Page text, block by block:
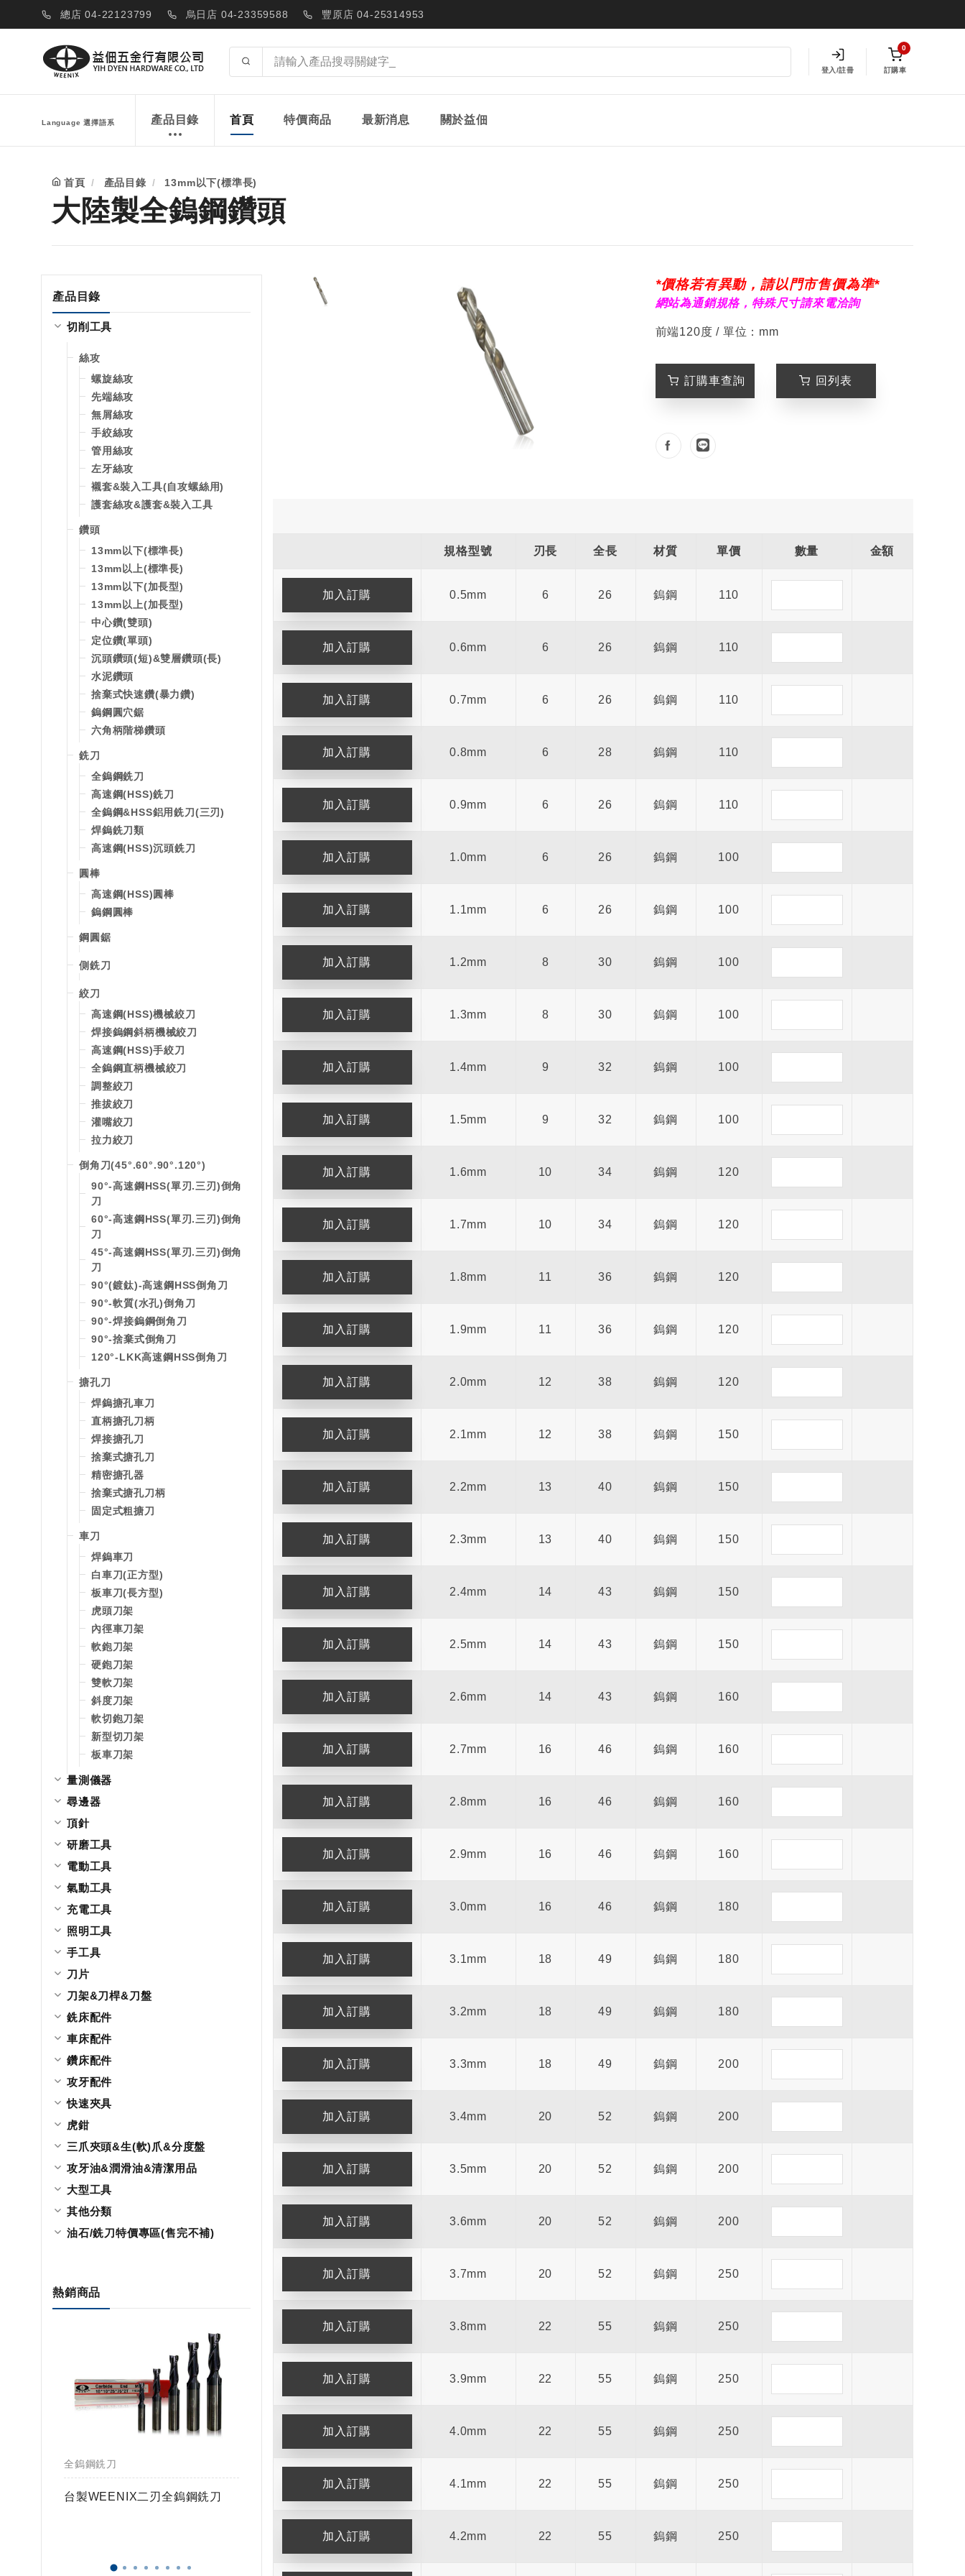
總店 04-22123799 烏日店 04-23359588 豐原店 04-25314953
登入/註冊
0
訂購車
Language 選擇語系 產品目錄 首頁 特價商品 最新消息 關於益佃
首頁 產品目錄 13mm以下(標準長)
大陸製全鎢鋼鑽頭
產品目錄
切削工具
絲攻
螺旋絲攻
先端絲攻
無屑絲攻
手絞絲攻
管用絲攻
左牙絲攻
襯套&裝入工具(自攻螺絲用)
護套絲攻&護套&裝入工具
鑽頭
13mm以下(標準長)
13mm以上(標準長)
13mm以下(加長型)
13mm以上(加長型)
中心鑽(雙頭)
定位鑽(單頭)
沉頭鑽頭(短)&雙層鑽頭(長)
水泥鑽頭
捨棄式快速鑽(暴力鑽)
鎢鋼圓穴鋸
六角柄階梯鑽頭
銑刀
全鎢鋼銑刀
高速鋼(HSS)銑刀
全鎢鋼&HSS鋁用銑刀(三刃)
焊鎢銑刀類
高速鋼(HSS)沉頭銑刀
圓棒
高速鋼(HSS)圓棒
鎢鋼圓棒
鋼圓鋸
側銑刀
絞刀
高速鋼(HSS)機械絞刀
焊接鎢鋼斜柄機械絞刀
高速鋼(HSS)手絞刀
全鎢鋼直柄機械絞刀
調整絞刀
推拔絞刀
灌嘴絞刀
拉力絞刀
倒角刀(45°.60°.90°.120°)
90°-高速鋼HSS(單刃.三刃)倒角
刀
60°-高速鋼HSS(單刃.三刃)倒角
刀
45°-高速鋼HSS(單刃.三刃)倒角
刀
90°(鍍鈦)-高速鋼HSS倒角刀
90°-軟質(水孔)倒角刀
90°-焊接鎢鋼倒角刀
90°-捨棄式倒角刀
120°-LKK高速鋼HSS倒角刀
搪孔刀
焊鎢搪孔車刀
直柄搪孔刀柄
焊接搪孔刀
捨棄式搪孔刀
精密搪孔器
捨棄式搪孔刀柄
固定式粗搪刀
車刀
焊鎢車刀
白車刀(正方型)
板車刀(長方型)
虎頭刀架
內徑車刀架
軟鉋刀架
硬鉋刀架
雙軟刀架
斜度刀架
軟切鉋刀架
新型切刀架
板車刀架
量測儀器
尋邊器
頂針
研磨工具
電動工具
氣動工具
充電工具
照明工具
手工具
刀片
刀架&刀桿&刀盤
銑床配件
車床配件
鑽床配件
攻牙配件
快速夾具
虎鉗
三爪夾頭&生(軟)爪&分度盤
攻牙油&潤滑油&清潔用品
大型工具
其他分類
油石/銑刀特價專區(售完不補)
熱銷商品
全鎢鋼銑刀
台製WEENIX二刃全鎢鋼銑刀
全鎢鋼銑刀
台製WEENIX加長四刃全鎢鋼銑
*價格若有異動，請以門市售價為準*
網站為通銷規格，特殊尺寸請來電洽詢
前端120度 / 單位：mm
訂購車查詢 回列表
規格型號 刃長 全長 材質 單價 數量 金額
0.5mm 6 26 鎢鋼 110
0.6mm 6 26 鎢鋼 110
0.7mm 6 26 鎢鋼 110
0.8mm 6 28 鎢鋼 110
0.9mm 6 26 鎢鋼 110
1.0mm 6 26 鎢鋼 100
1.1mm 6 26 鎢鋼 100
1.2mm 8 30 鎢鋼 100
1.3mm 8 30 鎢鋼 100
1.4mm 9 32 鎢鋼 100
1.5mm 9 32 鎢鋼 100
1.6mm 10 34 鎢鋼 120
1.7mm 10 34 鎢鋼 120
1.8mm 11 36 鎢鋼 120
1.9mm 11 36 鎢鋼 120
2.0mm 12 38 鎢鋼 120
2.1mm 12 38 鎢鋼 150
2.2mm 13 40 鎢鋼 150
2.3mm 13 40 鎢鋼 150
2.4mm 14 43 鎢鋼 150
2.5mm 14 43 鎢鋼 150
2.6mm 14 43 鎢鋼 160
2.7mm 16 46 鎢鋼 160
2.8mm 16 46 鎢鋼 160
2.9mm 16 46 鎢鋼 160
3.0mm 16 46 鎢鋼 180
3.1mm 18 49 鎢鋼 180
3.2mm 18 49 鎢鋼 180
3.3mm 18 49 鎢鋼 200
3.4mm 20 52 鎢鋼 200
3.5mm 20 52 鎢鋼 200
3.6mm 20 52 鎢鋼 200
3.7mm 20 52 鎢鋼 250
3.8mm 22 55 鎢鋼 250
3.9mm 22 55 鎢鋼 250
4.0mm 22 55 鎢鋼 250
4.1mm 22 55 鎢鋼 250
4.2mm 22 55 鎢鋼 250